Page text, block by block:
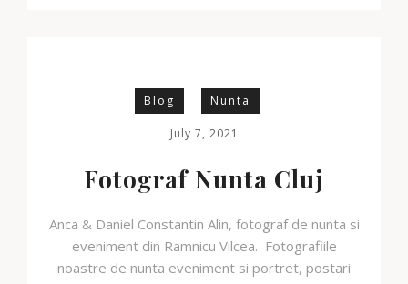
Blog Nunta
July 7, 2021
Fotograf Nunta Cluj
Anca & Daniel Constantin Alin, fotograf de nunta si
eveniment din Ramnicu Vilcea. Fotografiile
noastre de nunta eveniment si portret, postari